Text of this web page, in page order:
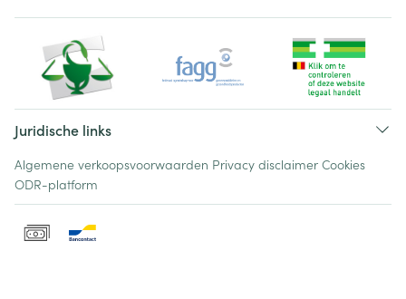
Juridische links
Algemene verkoopsvoorwaarden Privacy disclaimer Cookies
ODR-platform